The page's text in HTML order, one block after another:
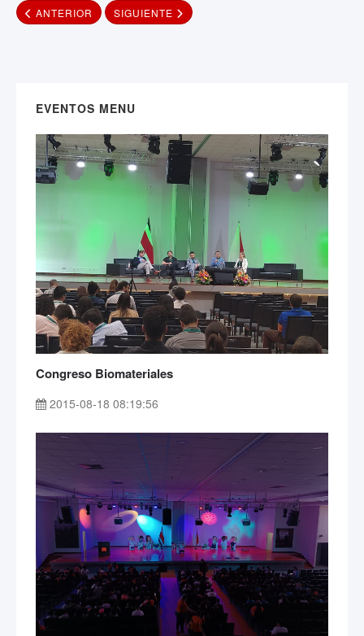
ARTÍCULO ANTERIOR: GRADUACIONES
ANTERIOR ARTÍCULO SIGUIENTE: INAUGURACIÓN
SIGUIENTE
EVENTOS MENU
Congreso Biomateriales
2015-08-18 08:19:56